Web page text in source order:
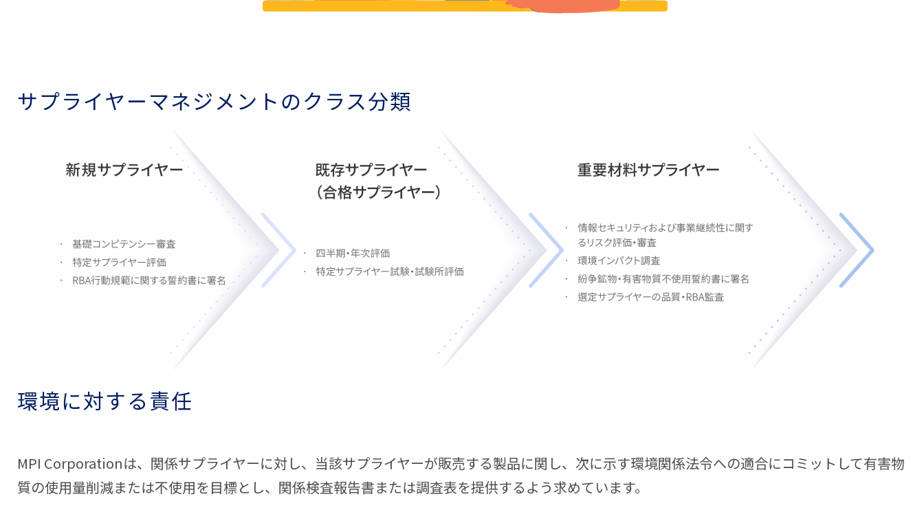
サプライヤーマネジメントのクラス分類
環境に対する責任
MPI Corporationは、関係サプライヤーに対し、当該サプライヤーが販売する製品に関し、次に示す環境関係法令への適合にコミットして有害物
質の使用量削減または不使用を目標とし、関係検査報告書または調査表を提供するよう求めています。